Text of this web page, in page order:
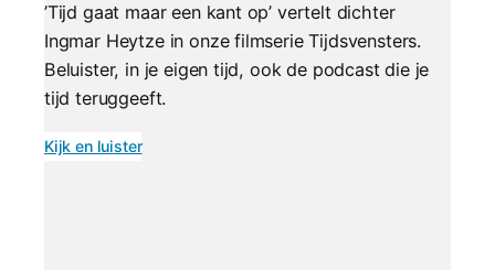
’Tijd gaat maar een kant op’ vertelt dichter
Ingmar Heytze in onze filmserie Tijdsvensters.
Beluister, in je eigen tijd, ook de podcast die je
tijd teruggeeft.
Kijk en luister